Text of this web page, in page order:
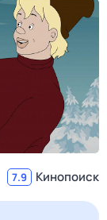
7.9 Кинопоиск